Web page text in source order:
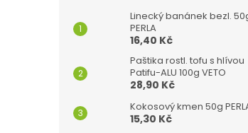
Linecký banánek bezl.
PERLA
16,40 Kč
Paštika rostl. tofu s hlívou
Patifu-ALU 100g VETO
28,90 Kč
Kokosový kmen 50g
15,30 Kč